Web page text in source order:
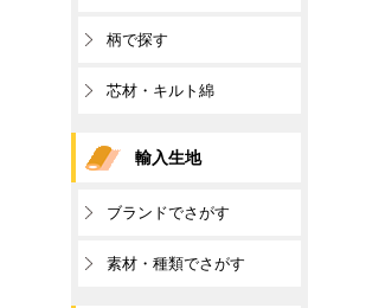
柄で探す
芯材・キルト綿
輸入生地
ブランドでさがす
素材・種類でさがす